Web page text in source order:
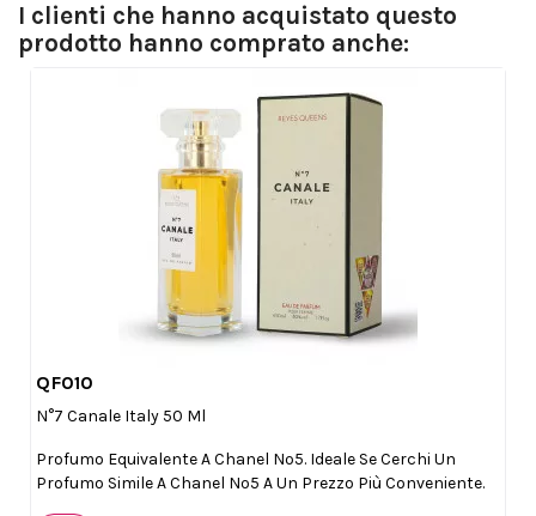
I clienti che hanno acquistato questo
prodotto hanno comprato anche:
QF010
N°7 Canale Italy 50 Ml
Profumo Equivalente A Chanel Nº5. Ideale Se Cerchi Un
Profumo Simile A Chanel Nº5 A Un Prezzo Più Conveniente.